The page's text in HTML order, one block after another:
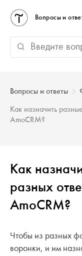
Вопросы и
Вопросы и ответы
Как назначить
AmoCRM?
Как
разных
AmoCRM?
Чтобы из разных
воронки, и им